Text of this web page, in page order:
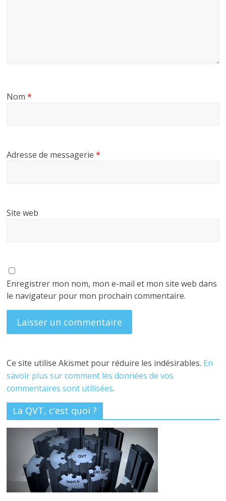
Nom*
Adresse de messagerie*
Site web
Enregistrer mon nom, mon e-mail et mon site web dans
le navigateur pour mon prochain commentaire.
Ce site utilise Akismet pour réduire les indésirables. En
savoir plus sur comment les données de vos
commentaires sont utilisées.
La QVT, c’est quoi ?